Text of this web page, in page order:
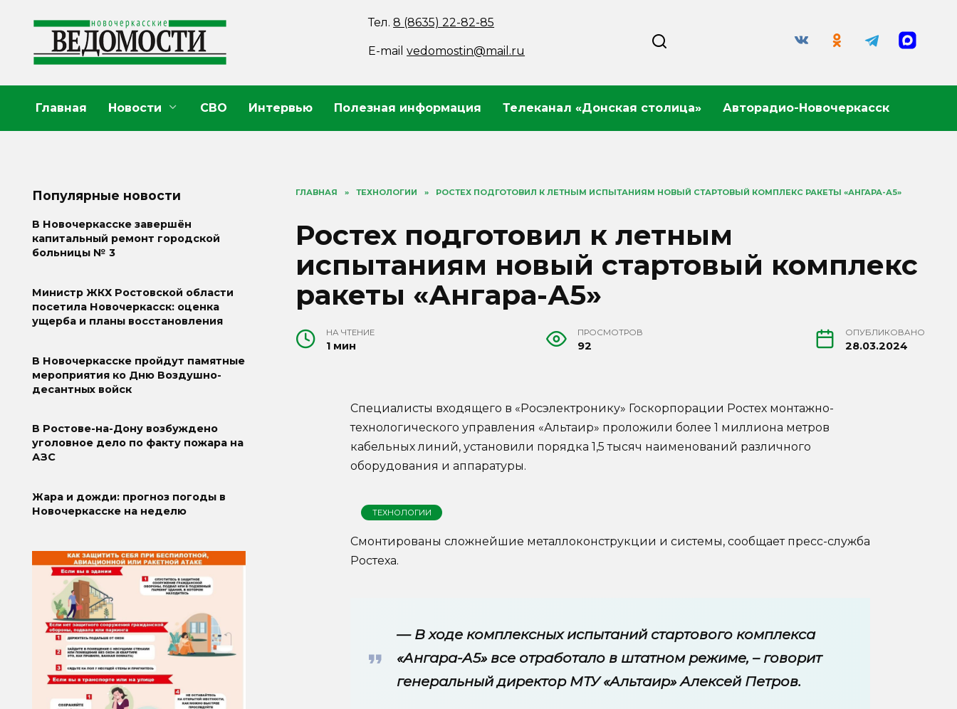
содержанию
Тел.8 (8635) 22-82-85
E-mailvedomostin@mail.ru
Главная Новости СВО Интервью Полезная информация Телеканал «Донская столица» Авторадио-Новочеркасск
ГЛАВНАЯ » ТЕХНОЛОГИИ » РОСТЕХ ПОДГОТОВИЛ К ЛЕТНЫМ ИСПЫТАНИЯМ НОВЫЙ СТАРТОВЫЙ КОМПЛЕКС РАКЕТЫ «АНГАРА-А5»
Ростех подготовил к летным
испытаниям новый стартовый комплекс
ракеты «Ангара-А5»
НА ЧТЕНИЕ
1 мин
ПРОСМОТРОВ
92
ОПУБЛИКОВАНО
28.03.2024
Специалисты входящего в «Росэлектронику» Госкорпорации Ростех монтажно-
технологического управления «Альтаир» проложили более 1 миллиона метров
кабельных линий, установили порядка 1,5 тысяч наименований различного
оборудования и аппаратуры.
ТЕХНОЛОГИИ
Смонтированы сложнейшие металлоконструкции и системы, сообщает пресс-служба
Ростеха.
— В ходе комплексных испытаний стартового комплекса
«Ангара-А5» все отработало в штатном режиме, – говорит
генеральный директор МТУ «Альтаир» Алексей Петров.
Популярные новости
В Новочеркасске завершён
капитальный ремонт городской
больницы № 3
Министр ЖКХ Ростовской области
посетила Новочеркасск: оценка
ущерба и планы восстановления
В Новочеркасске пройдут памятные
мероприятия ко Дню Воздушно-
десантных войск
В Ростове-на-Дону возбуждено
уголовное дело по факту пожара на
АЗС
Жара и дожди: прогноз погоды в
Новочеркасске на неделю